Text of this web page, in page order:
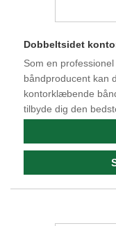
Dobbeltsidet
Som en
båndproducent kan
kontorklæbende
tilbyde dig den